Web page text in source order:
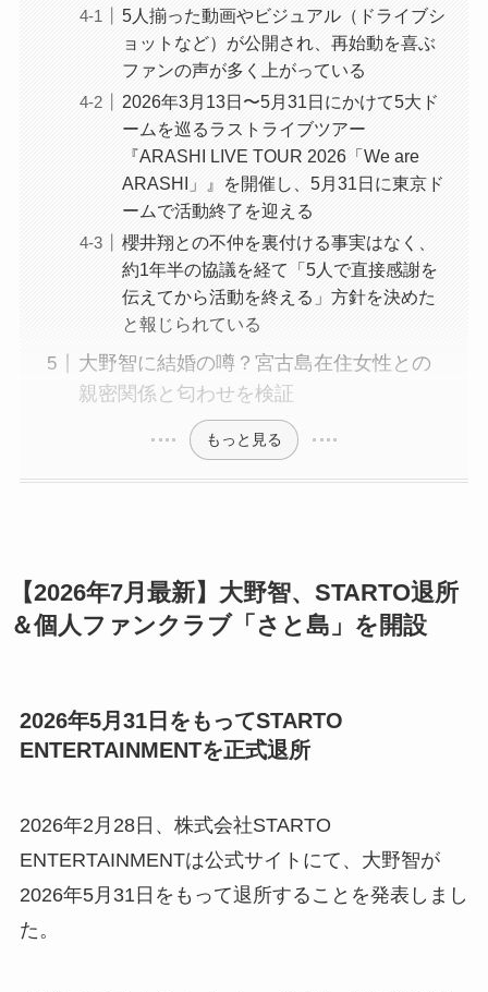
5人揃った動画やビジュアル（ドライブシ
ョットなど）が公開され、再始動を喜ぶ
ファンの声が多く上がっている
2026年3月13日〜5月31日にかけて5大ド
ームを巡るラストライブツアー
『ARASHI LIVE TOUR 2026「We are
ARASHI」』を開催し、5月31日に東京ド
ームで活動終了を迎える
櫻井翔との不仲を裏付ける事実はなく、
約1年半の協議を経て「5人で直接感謝を
伝えてから活動を終える」方針を決めた
と報じられている
大野智に結婚の噂？宮古島在住女性との
親密関係と匂わせを検証
もっと見る
【2026年7月最新】大野智、STARTO退所
＆個人ファンクラブ「さと島」を開設
2026年5月31日をもってSTARTO
ENTERTAINMENTを正式退所
2026年2月28日、株式会社STARTO
ENTERTAINMENTは公式サイトにて、大野智が
2026年5月31日をもって退所することを発表しまし
た。